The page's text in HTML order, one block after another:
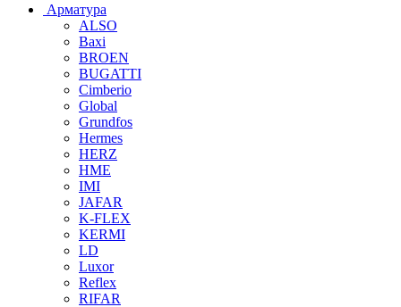
Арматура
ALSO
Baxi
BROEN
BUGATTI
Cimberio
Global
Grundfos
Hermes
HERZ
HME
IMI
JAFAR
K-FLEX
KERMI
LD
Luxor
Reflex
RIFAR